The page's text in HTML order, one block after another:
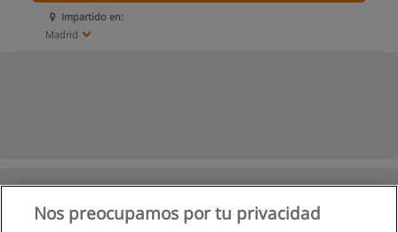
Impartido en:
Madrid
Nos preocupamos por tu privacidad